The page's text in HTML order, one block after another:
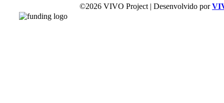
©2026 VIVO Project | Desenvolvido por